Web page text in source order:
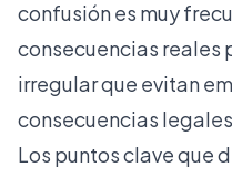
confusión es muy
consecuencias reales
irregular que evitan
consecuencias legales.
Los puntos clave que